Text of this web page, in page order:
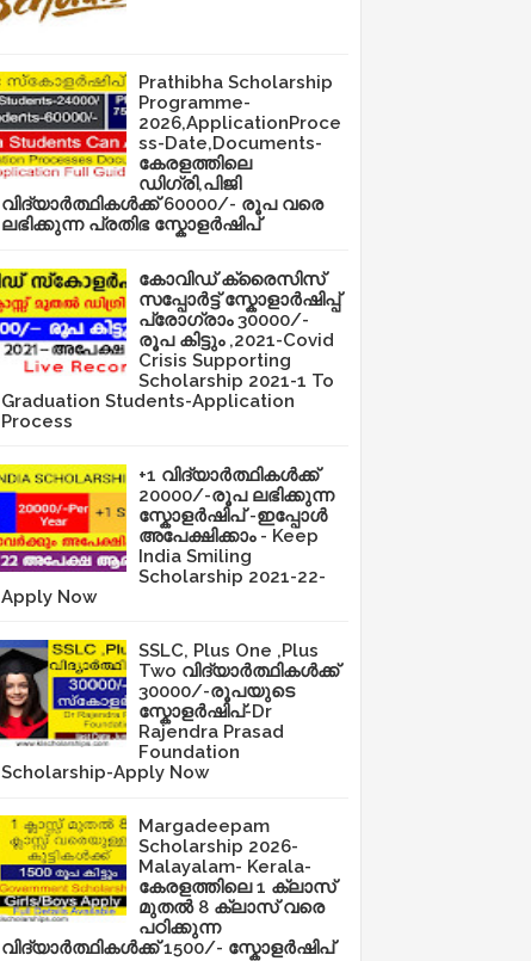
Prathibha Scholarship
Programme-
2026,ApplicationProce
ss-Date,Documents-
കേരളത്തിലെ
ഡിഗ്രി,പിജി
വിദ്യാർത്ഥികൾക്ക് 60000/- രൂപ വരെ
ലഭിക്കുന്ന പ്രതിഭ സ്കോളർഷിപ്
കോവിഡ് ക്രൈസിസ്
സപ്പോർട്ട് സ്കോളാർഷിപ്പ്
പ്രോഗ്രാം 30000/-
രൂപ കിട്ടും ,2021-Covid
Crisis Supporting
Scholarship 2021-1 To
Graduation Students-Application
Process
+1 വിദ്യാർത്ഥികൾക്ക്
20000/-രൂപ ലഭിക്കുന്ന
സ്കോളർഷിപ് -ഇപ്പോൾ
അപേക്ഷിക്കാം - Keep
India Smiling
Scholarship 2021-22-
Apply Now
SSLC, Plus One ,Plus
Two വിദ്യാർത്ഥികൾക്ക്
30000/-രൂപയുടെ
സ്കോളർഷിപ്-Dr
Rajendra Prasad
Foundation
Scholarship-Apply Now
Margadeepam
Scholarship 2026-
Malayalam- Kerala-
കേരളത്തിലെ 1 ക്ലാസ്
മുതൽ 8 ക്ലാസ് വരെ
പഠിക്കുന്ന
വിദ്യാർത്ഥികൾക്ക് 1500/- സ്കോളർഷിപ്